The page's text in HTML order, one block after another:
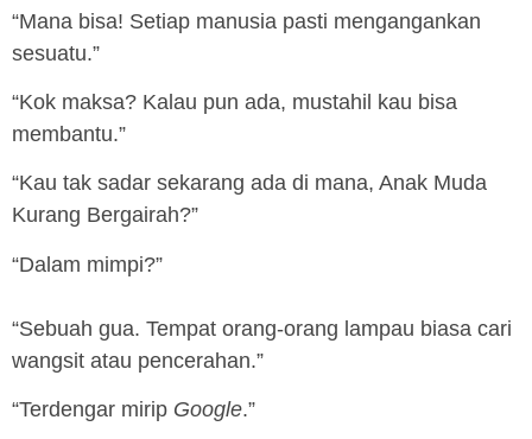
“Mana bisa! Setiap manusia pasti mengangankan
sesuatu.”
“Kok maksa? Kalau pun ada, mustahil kau bisa
membantu.”
“Kau tak sadar sekarang ada di mana, Anak Muda
Kurang Bergairah?”
“Dalam mimpi?”
“Sebuah gua. Tempat orang-orang lampau biasa cari
wangsit atau pencerahan.”
“Terdengar mirip Google.”